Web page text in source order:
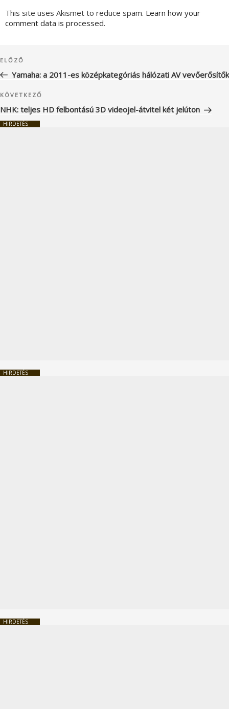
This site uses Akismet to reduce spam. Learn how your
comment data is processed.
navigáció
Korábbi
bejegyzés
ELŐZŐ
Yamaha: a 2011-es középkategóriás hálózati AV vevőerősítők
Következő
bejegyzés
KÖVETKEZŐ
NHK: teljes HD felbontású 3D videojel-átvitel két jelúton
HIRDETÉS
HIRDETÉS
HIRDETÉS